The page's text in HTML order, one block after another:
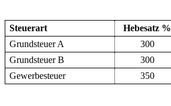
Steuerart
Hebesatz %
Grundsteuer A
300
Grundsteuer B
300
Gewerbesteuer
350